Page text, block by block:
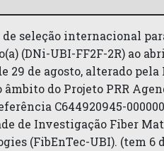
seleção internacional
(DNi-UBI-FF2F-2R) ao
29 de agosto, alterado pela
âmbito do Projeto PRR
C644920945-
de Investigação Fiber
(FibEnTec-UBI). (tem 6